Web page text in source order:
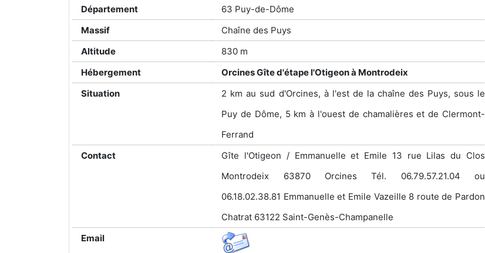
Département
63 Puy-de-Dôme
Massif
Chaîne des Puys
Altitude
830 m
Hébergement
Orcines Gîte d'étape l'Otigeon à Montrodeix
Situation
2 km au sud d'Orcines, à l'est de la chaîne des Puys, sous le
Puy de Dôme, 5 km à l'ouest de chamalières et de Clermont-
Ferrand
Contact
Gîte l'Otigeon / Emmanuelle et Emile 13 rue Lilas du Clos
Montrodeix 63870 Orcines Tél. 06.79.57.21.04 ou
06.18.02.38.81 Emmanuelle et Emile Vazeille 8 route de Pardon
Chatrat 63122 Saint-Genès-Champanelle
Email